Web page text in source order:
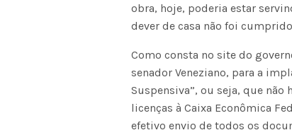
obra, hoje, poderia estar
dever de casa não foi
Como consta no site do
senador Veneziano, para a
Suspensiva”, ou seja, que
licenças à Caixa Econômica
efetivo envio de todos os